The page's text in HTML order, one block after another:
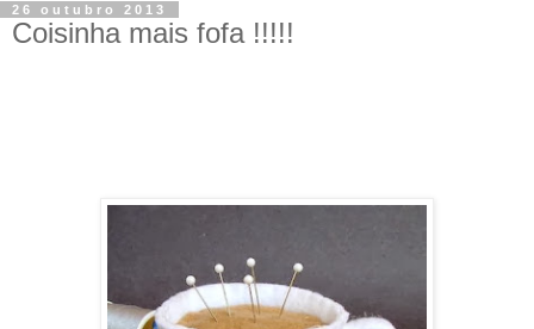
26 outubro 2013
Coisinha mais fofa !!!!!